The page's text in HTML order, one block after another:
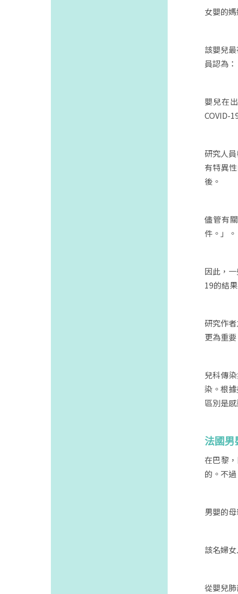
女嬰的
該嬰兒
員認為
嬰兒在
COVID-
研究人
有特異
後。
儘管有
件。」。
因此，
19的結果
研究作
更為重要
兒科傳
染。根
區別是
法國
在巴黎
的。不
男嬰的
該名婦
從嬰兒